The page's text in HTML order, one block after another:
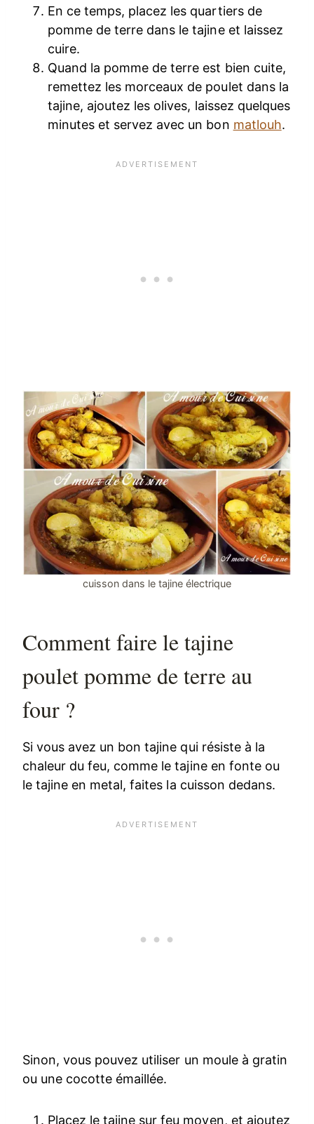
En ce temps, placez les quartiers de
pomme de terre dans le tajine et laissez
cuire.
Quand la pomme de terre est bien cuite,
remettez les morceaux de poulet dans la
tajine, ajoutez les olives, laissez quelques
minutes et servez avec un bon matlouh.
cuisson dans le tajine électrique
Comment faire le tajine
poulet pomme de terre au
four ?
Si vous avez un bon tajine qui résiste à la
chaleur du feu, comme le tajine en fonte ou
le tajine en metal, faites la cuisson dedans.
Sinon, vous pouvez utiliser un moule à gratin
ou une cocotte émaillée.
Placez le tajine sur feu moyen, et ajoutez